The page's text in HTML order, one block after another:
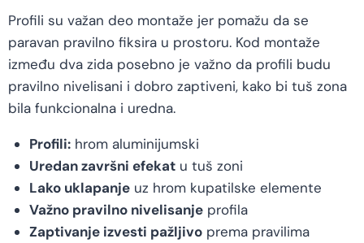
Profili su važan deo montaže jer pomažu da se
paravan pravilno fiksira u prostoru. Kod montaže
između dva zida posebno je važno da profili budu
pravilno nivelisani i dobro zaptiveni, kako bi tuš zona
bila funkcionalna i uredna.
Profili:hrom aluminijumski
Uredan završni efekatu tuš zoni
Lako uklapanjeuz hrom kupatilske elemente
Važno pravilno nivelisanjeprofila
Zaptivanje izvesti pažljivoprema pravilima